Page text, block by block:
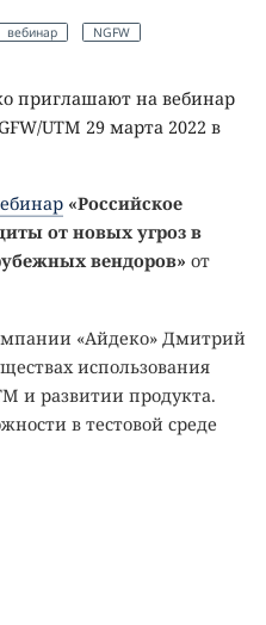
вебинар
NGFW
приглашают на вебинар
UTM 29 марта 2022 в
«Российское
от новых угроз в
вендоров» от
«Айдеко» Дмитрий
использования
и развитии продукта.
в тестовой среде